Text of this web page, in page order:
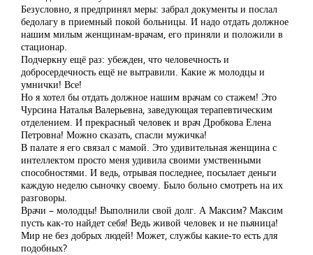
Безусловно, я предпринял меры: забрал документы и послал
бедолагу в приемный покой больницы. И надо отдать должное
нашим милым женщинам-врачам, его приняли и положили в
стационар.
Подчеркну ещё раз: убежден, что человечность и
добросердечность ещё не вытравили. Какие ж молодцы и
умнички! Все!
Но я хотел бы отдать должное нашим врачам со стажем! Это
Чурсина Наталья Валерьевна, заведующая терапевтическим
отделением. И прекрасный человек и врач Дробкова Елена
Петровна! Можно сказать, спасли мужичка!
В палате я его связал с мамой. Это удивительная женщина с
интеллектом просто меня удивила своими умственными
способностями. И ведь, отрывая последнее, посылает деньги
каждую неделю сыночку своему. Было больно смотреть на их
разговоры.
Врачи – молодцы! Выполнили свой долг. А Максим? Максим
пусть как-то найдет себя! Ведь живой человек и не пьяница!
Мир не без добрых людей! Может, службы какие-то есть для
подобных?